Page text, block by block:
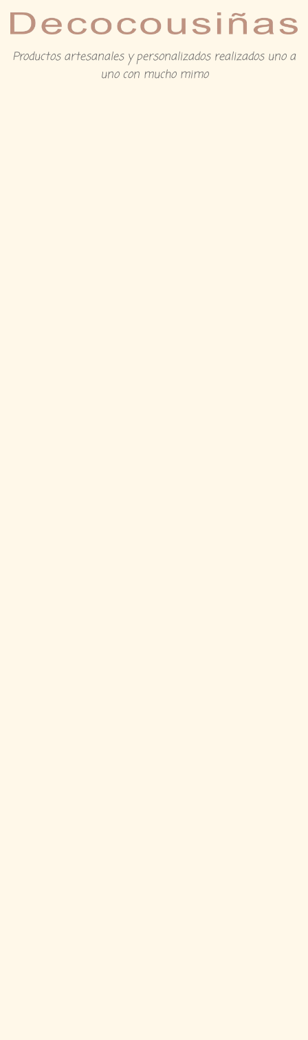
Productos artesanales y personalizados realizados uno a
uno con mucho mimo